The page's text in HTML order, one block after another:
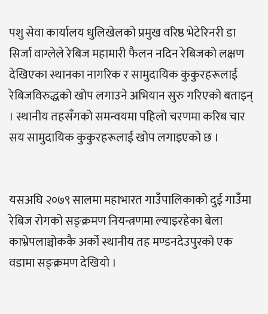
पशु सेवा कार्यालय धुलिखेलको प्रमुख वरिष्ठ भेटेरिनरी डा
सिर्जा वाग्लेले रेबिज महामारी फैलन नदिन रेबिजको लक्षण
देखिएका स्थानका नागरिक र सामुदायिक कुकुरहरूलाई
रेबिजविरुद्धको खोप लगाउने अभियान सुरु गरिएको बताइन्
। स्थानीय तहसँगको समन्वयमा पहिलो चरणमा करिब चार
सय सामुदायिक कुकुरहरूलाई खोप लगाइएको छ ।
यसअघि २०७९ सालमा महाभारत गाउँपालिकाको दुई गाउँमा
रेबिज रोगको सङ्क्रमण नियन्त्रणमा ल्याइरहेका बेला
काभ्रेपलाञ्चोककै अर्को स्थानीय तह मण्डनदेउपुरको एक
वडामा सङ्क्रमण देखियो ।